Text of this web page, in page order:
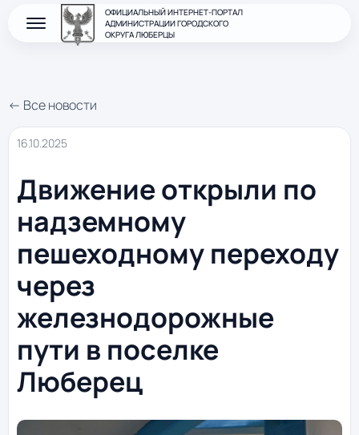
ОФИЦИАЛЬНЫЙ ИНТЕРНЕТ-ПОРТАЛ
АДМИНИСТРАЦИИ ГОРОДСКОГО
ОКРУГА ЛЮБЕРЦЫ
← Все новости
16.10.2025
Движение открыли по
надземному
пешеходному переходу
через
железнодорожные
пути в поселке
Люберец